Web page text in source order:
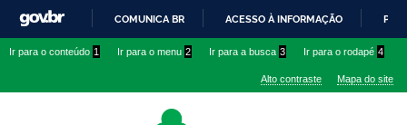
conteúdo
IR
O
COMUNICA BR ACESSO À INFORMAÇÃO
Ir para o conteúdo 1 Ir para o menu 2 Ir para a busca 3 Ir para o rodapé 4
Alto contraste Mapa do site